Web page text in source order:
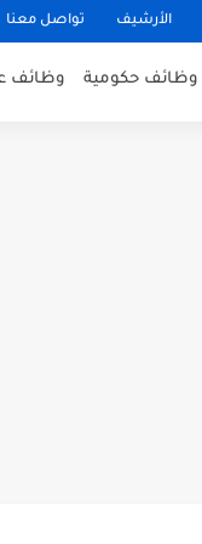
الأرشيف تواصل معنا
وظائف حكومية وظائف